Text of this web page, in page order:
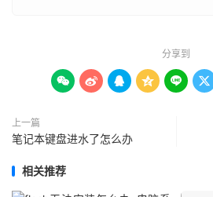
分享到
     
上一篇
笔记本键盘进水了怎么办
相关推荐